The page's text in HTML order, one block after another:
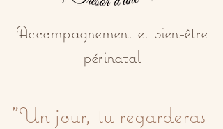
"Un jour, tu regarderas
Accompagnement et bien-être
périnatal